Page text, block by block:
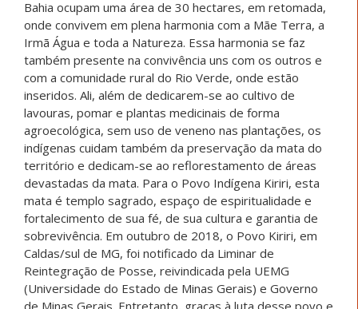
Bahia ocupam uma área de 30 hectares, em retomada,
onde convivem em plena harmonia com a Mãe Terra, a
Irmã Água e toda a Natureza. Essa harmonia se faz
também presente na convivência uns com os outros e
com a comunidade rural do Rio Verde, onde estão
inseridos. Ali, além de dedicarem-se ao cultivo de
lavouras, pomar e plantas medicinais de forma
agroecológica, sem uso de veneno nas plantações, os
indígenas cuidam também da preservação da mata do
território e dedicam-se ao reflorestamento de áreas
devastadas da mata. Para o Povo Indígena Kiriri, esta
mata é templo sagrado, espaço de espiritualidade e
fortalecimento de sua fé, de sua cultura e garantia de
sobrevivência. Em outubro de 2018, o Povo Kiriri, em
Caldas/sul de MG, foi notificado da Liminar de
Reintegração de Posse, reivindicada pela UEMG
(Universidade do Estado de Minas Gerais) e Governo
de Minas Gerais. Entretanto, graças à luta desse povo e